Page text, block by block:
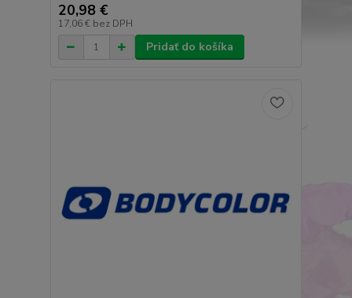
20,98 €
17,06 € bez DPH
Pridať do košíka